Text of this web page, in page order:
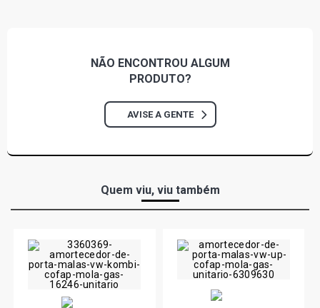
NÃO ENCONTROU ALGUM
PRODUTO?
AVISE A GENTE
Quem viu, viu também